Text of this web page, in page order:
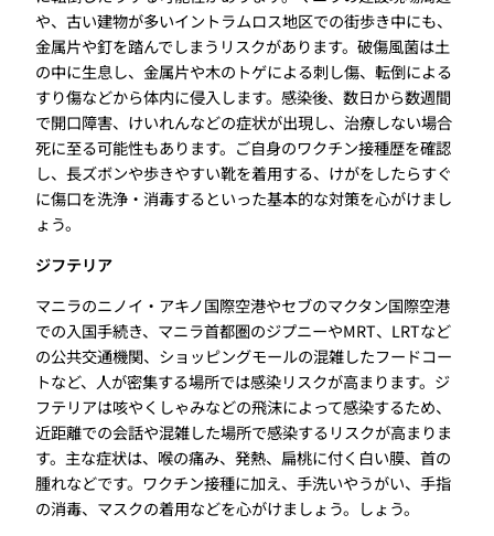
や、古い建物が多いイントラムロス地区での街歩き中にも、
金属片や釘を踏んでしまうリスクがあります。破傷風菌は土
の中に生息し、金属片や木のトゲによる刺し傷、転倒による
すり傷などから体内に侵入します。感染後、数日から数週間
で開口障害、けいれんなどの症状が出現し、治療しない場合
死に至る可能性もあります。ご自身のワクチン接種歴を確認
し、長ズボンや歩きやすい靴を着用する、けがをしたらすぐ
に傷口を洗浄・消毒するといった基本的な対策を心がけまし
ょう。
ジフテリア
マニラのニノイ・アキノ国際空港やセブのマクタン国際空港
での入国手続き、マニラ首都圏のジプニーやMRT、LRTなど
の公共交通機関、ショッピングモールの混雑したフードコー
トなど、人が密集する場所では感染リスクが高まります。ジ
フテリアは咳やくしゃみなどの飛沫によって感染するため、
近距離での会話や混雑した場所で感染するリスクが高まりま
す。主な症状は、喉の痛み、発熱、扁桃に付く白い膜、首の
腫れなどです。ワクチン接種に加え、手洗いやうがい、手指
の消毒、マスクの着用などを心がけましょう。しょう。